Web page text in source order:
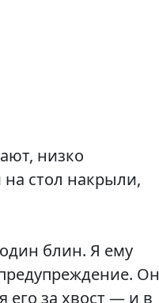
низко
стол накрыли,
блин. Я ему
Он
его за хвост — и в